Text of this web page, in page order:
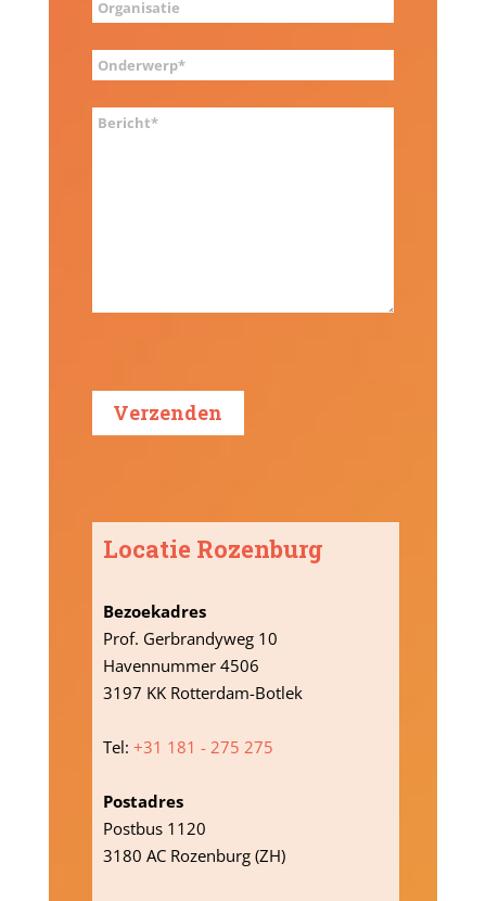
Locatie Rozenburg
Bezoekadres
Prof. Gerbrandyweg 10
Havennummer 4506
3197 KK Rotterdam-Botlek
Tel: +31 181 - 275 275
Postadres
Postbus 1120
3180 AC Rozenburg (ZH)